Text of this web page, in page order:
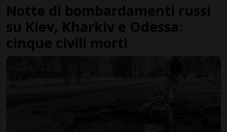
Notte di bombardamenti russi
su Kiev, Kharkiv e Odessa:
cinque civili morti